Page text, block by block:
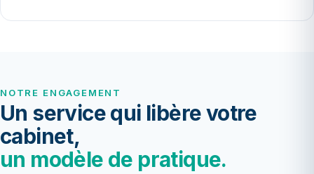
NOTRE ENGAGEMENT
Un service qui libère votre
cabinet,
un modèle de pratique.